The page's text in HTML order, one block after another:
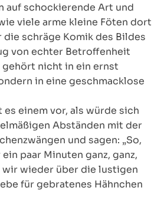
auf schockierende Art und
viele arme kleine Föten dort
schräge Komik des Bildes
von echter Betroffenheit
nicht in ein ernst
in eine geschmacklose
einem vor, als würde sich
Abständen mit der
und sagen: „So,
paar Minuten ganz, ganz,
wir wieder über die lustigen
für gebratenes Hähnchen